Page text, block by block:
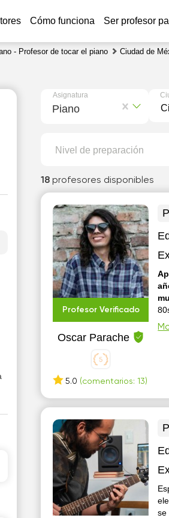
Cómo funciona Ser profesor
- Profesor de tocar el piano Ciudad de
Asignatura
Piano
Nivel de preparación
18 profesores disponibles
Profesor Verificado
Oscar Parache
5.0 (comentarios: 13)
se